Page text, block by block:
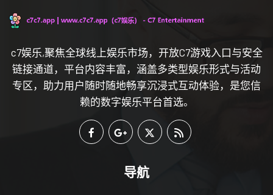
c7娱乐,聚焦全球线上娱乐市场，开放C7游戏入口与安全
链接通道，平台内容丰富，涵盖多类型娱乐形式与活动
专区，助力用户随时随地畅享沉浸式互动体验，是您信
赖的数字娱乐平台首选。
导航